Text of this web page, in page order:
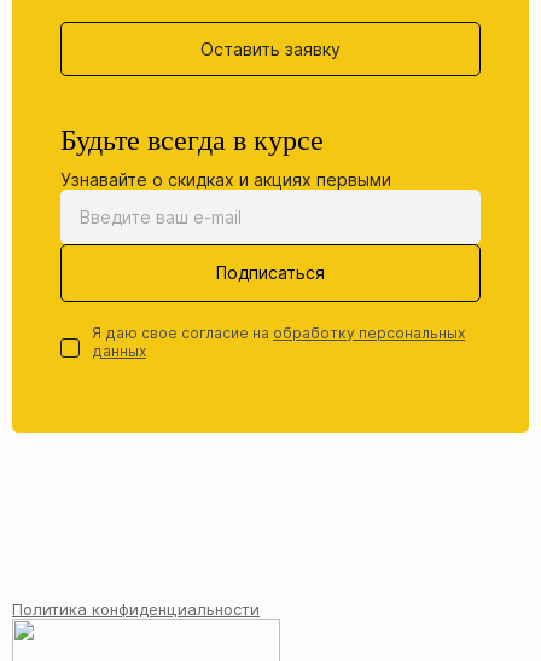
Оставить заявку
Будьте всегда в курсе
Узнавайте о скидках и акциях первыми
Подписаться
Я даю свое согласие на обработку персональных
данных
Политика конфиденциальности